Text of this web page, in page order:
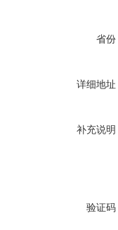
省份
详细地址
补充说明
验证码